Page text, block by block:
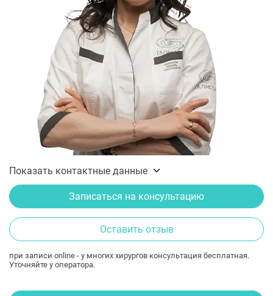
Показать контактные данные
Записаться на консультацию
Оставить отзыв
при записи online - у многих хирургов консультация бесплатная.
Уточняйте у оператора.